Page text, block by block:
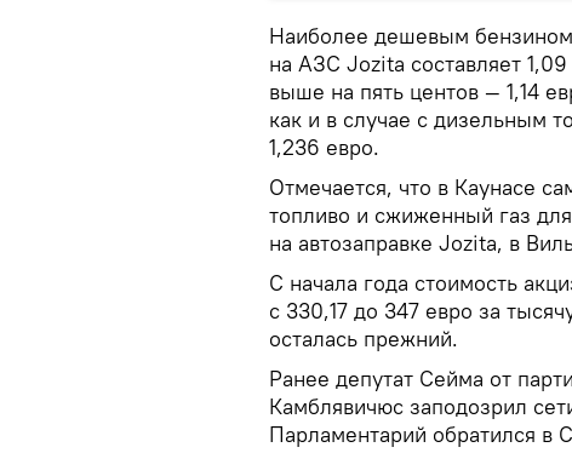
Наиболее дешевым бензином
на АЗС Jozita составляет
выше на пять центов — 1,14
как и в случае с дизельным
1,236 евро.
Отмечается, что в Каунасе
топливо и сжиженный газ
на автозаправке Jozita, в
С начала года стоимость
с 330,17 до 347 евро за
осталась прежний.
Ранее депутат Сейма от
Камблявичюс заподозрил
Парламентарий обратился в